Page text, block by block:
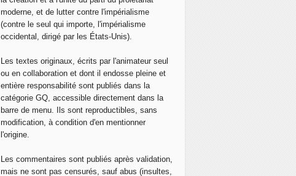
moderne, et de lutter contre l'impérialisme
(contre le seul qui importe, l'impérialisme
occidental, dirigé par les États-Unis).
Les textes originaux, écrits par l'animateur seul
ou en collaboration et dont il endosse pleine et
entière responsabilité sont publiés dans la
catégorie GQ, accessible directement dans la
barre de menu. Ils sont reproductibles, sans
modification, à condition d'en mentionner
l'origine.
Les commentaires sont publiés après validation,
mais ne sont pas censurés, sauf abus (insultes,